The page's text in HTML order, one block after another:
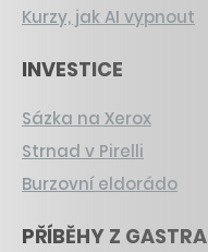
Kurzy, jak AI vypnout
INVESTICE
Sázka na Xerox
Strnad v Pirelli
Burzovní eldorádo
PŘÍBĚHY Z GASTRA